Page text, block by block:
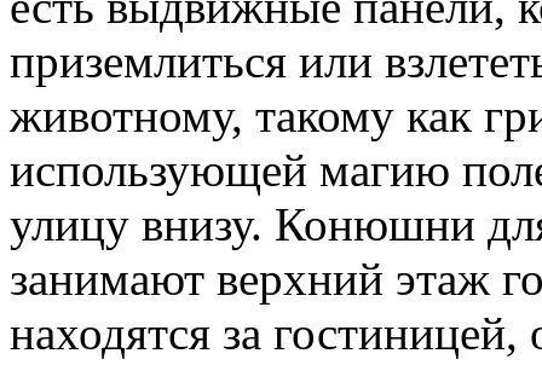
приземлиться или
животному, такому как
использующей магию
улицу внизу. Конюшни
занимают верхний этаж
находятся за